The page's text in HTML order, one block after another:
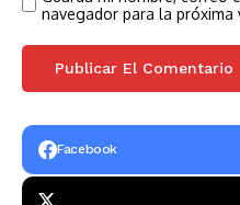
navegador para la próxima
Facebook